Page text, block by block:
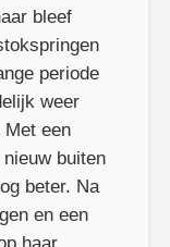
bleef
periode
weer
Met een
buiten
beter. Na
en een